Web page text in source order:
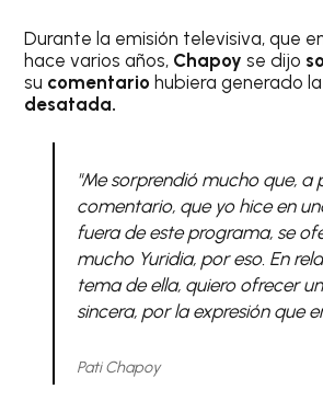
Durante la emisión televisiva, que
hace varios años, Chapoyse dijo
su comentariohubiera generado la
desatada.
"Me sorprendió mucho que, a
comentario, que yo hice en
fuera de este programa, se
mucho Yuridia, por eso. En
tema de ella, quiero ofrecer
sincera, por la expresión que
Pati Chapoy